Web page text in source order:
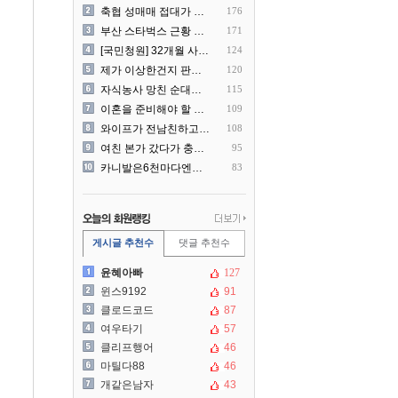
축협 성매매 접대가 더 충격.. 176
부산 스타벅스 근황 ㅎㄷㄷ 171
[국민청원] 32개월 사랑하.. 124
제가 이상한건지 판단 부탁드.. 120
자식농사 망친 순대국집 사장.. 115
이혼을 준비해야 할 것 같습.. 109
와이프가 전남친하고 해외여행.. 108
여친 본가 갔다가 충격 먹은.. 95
카니발은6천마다엔진점검을해야.. 83
게시글 추천수 댓글 추천수
윤혜아빠
127
윈스9192
91
클로드코드
87
여우타기
57
클리프행어
46
마틸다88
46
개같은남자
43